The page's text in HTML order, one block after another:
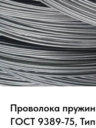
Проволока
ГОСТ 9389-75, Тип